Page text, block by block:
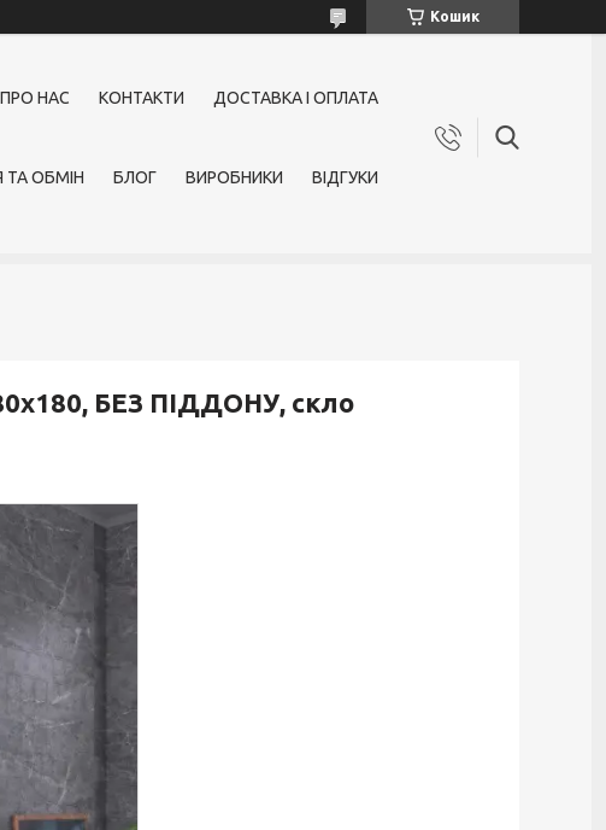
Кошик
ПРО НАС КОНТАКТИ ДОСТАВКА І ОПЛАТА
ТА ОБМІН БЛОГ ВИРОБНИКИ ВІДГУКИ
БЕЗ ПІДДОНУ, скло